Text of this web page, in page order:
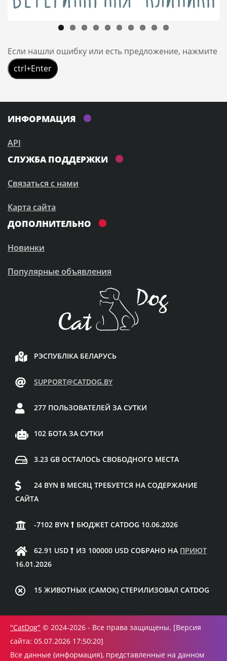
Если нашли ошибку или есть предложение, нажмите
ctrl+Enter
ИНФОРМАЦИЯ
API
СЛУЖБА ПОДДЕРЖКИ
Связаться с нами
Карта сайта
ДОПОЛНИТЕЛЬНО
Новинки
Популярные объявления
РЭСПУБЛІКА БЕЛАРУСЬ
SUPPORT@CATDOG.BY
277 ПОЛЬЗОВАТЕЛЕЙ ЗА СУТКИ
102 БОТА ЗА СУТКИ
3.23 GB ОСТАЛОСЬ СВОБОДНОГО МЕСТА
24 BYN В МЕСЯЦ ТРЕБУЕТСЯ НА СОДЕРЖАНИЕ
САЙТА
-7102 BYN БЮДЖЕТ CATDOG 10.06.2026
62.91 USD ИЗ 100000 USD СОБРАНО НА ПРИЮТ
16.01.2026
15 ЖИВОТНЫХ (САМОК) СТЕРИЛИЗОВАЛ CATDOG
"CatDog" © 2024-2026 - Все права защищены. [Версия
сайта: 05.07.2026 17:50:20]
Все данные (информация), представленные на данном